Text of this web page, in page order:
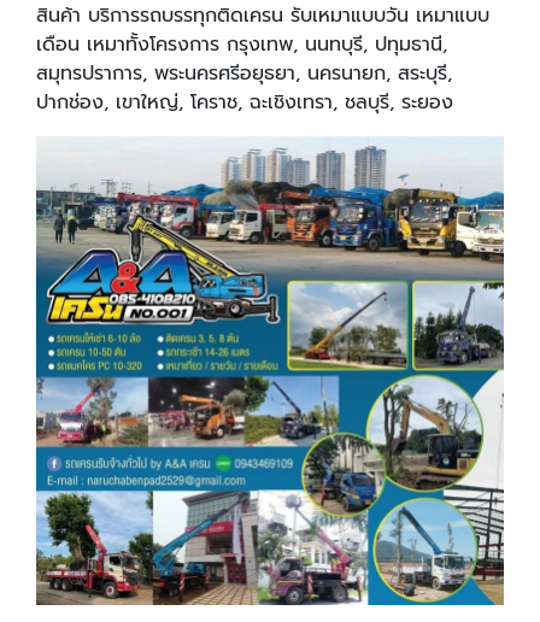
สินค้า บริการรถบรรทุกติดเครน รับเหมาแบบวัน เหมาแบบ
เดือน เหมาทั้งโครงการ กรุงเทพ, นนทบุรี, ปทุมธานี,
สมุทรปราการ, พระนครศรีอยุธยา, นครนายก, สระบุรี,
ปากช่อง, เขาใหญ่, โคราช, ฉะเชิงเทรา, ชลบุรี, ระยอง